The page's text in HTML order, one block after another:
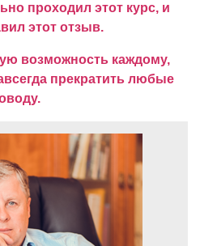
проходил этот курс, и
этот отзыв.
возможность каждому,
прекратить любые